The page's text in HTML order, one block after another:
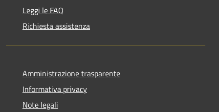
Leggi le FAQ
Richiesta assistenza
Amministrazione trasparente
Informativa privacy
Note legali